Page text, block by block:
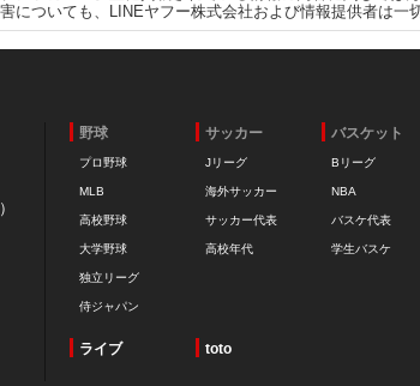
についても、LINEヤフー株式会社および情報提供者は一
野球
プロ野球
MLB
高校野球
大学野球
独立リーグ
侍ジャパン
サッカー
Jリーグ
海外サッカー
サッカー代表
高校年代
バスケット
Bリーグ
NBA
バスケ代表
学生バスケ
ライブ toto